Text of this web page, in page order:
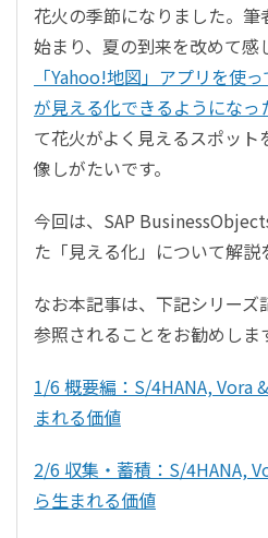
花火の季節になりました。
始まり、夏の到来を改めて感
「Yahoo!地図」アプリを使
が見える化できるようになっ
て花火がよく見えるスポッ
像しがたいです。
今回は、SAP
た「見える化」について解説
なお本記事は、下記シリーズ
参照されることをお勧めしま
1/6 概要編：S/4HANA, Vora
まれる価値
2/6 収集・蓄積：S/4HANA,
ら生まれる価値